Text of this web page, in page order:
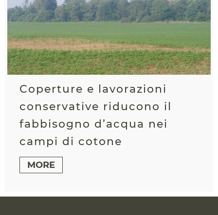
Coperture e lavorazioni
conservative riducono il
fabbisogno d’acqua nei
campi di cotone
MORE